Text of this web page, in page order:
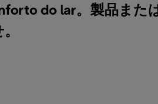
do lar。製品また
。